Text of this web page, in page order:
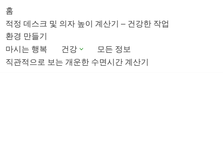
홈
적정 데스크 및 의자 높이 계산기 – 건강한 작업
환경 만들기
마시는 행복
건강
모든 정보
직관적으로 보는 개운한 수면시간 계산기